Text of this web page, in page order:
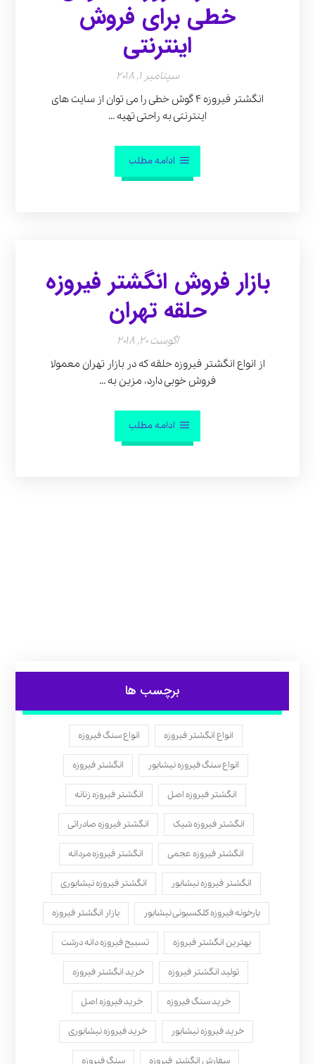
خطی برای فروش
اینترنتی
سپتامبر 1, 2018
انگشتر فیروزه ۴ گوش خطی را می توان از سایت های
اینترنتی به راحتی تهیه ...
ادامه مطلب
بازار فروش انگشتر فیروزه
حلقه تهران
آگوست 20, 2018
از انواع انگشتر فیروزه حلقه که در بازار تهران معمولا
فروش خوبی دارد، مزین به ...
ادامه مطلب
برچسب ها
انواع انگشتر فیروزه انواع سنگ فیروزه
انواع سنگ فیروزه نیشابور انگشتر فیروزه
انگشتر فیروزه اصل انگشتر فیروزه زنانه
انگشتر فیروزه شیک انگشتر فیروزه صادراتی
انگشتر فیروزه عجمی انگشتر فیروزه مردانه
انگشتر فیروزه نیشابور انگشتر فیروزه نیشابوری
بارخونه فیروزه کلکسیونی نیشابور بازار انگشتر فیروزه
بهترین انگشتر فیروزه تسبیح فیروزه دانه درشت
تولید انگشتر فیروزه خرید انگشتر فیروزه
خرید سنگ فیروزه خرید فیروزه اصل
خرید فیروزه نیشابور خرید فیروزه نیشابوری
سفارش انگشتر فیروزه سنگ فیروزه